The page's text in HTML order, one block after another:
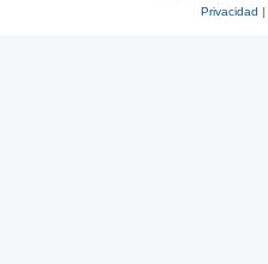
Privacidad |